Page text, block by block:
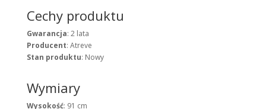
Cechy produktu
Gwarancja: 2 lata
Producent: Atreve
Stan produktu: Nowy
Wymiary
Wysokość: 91 cm